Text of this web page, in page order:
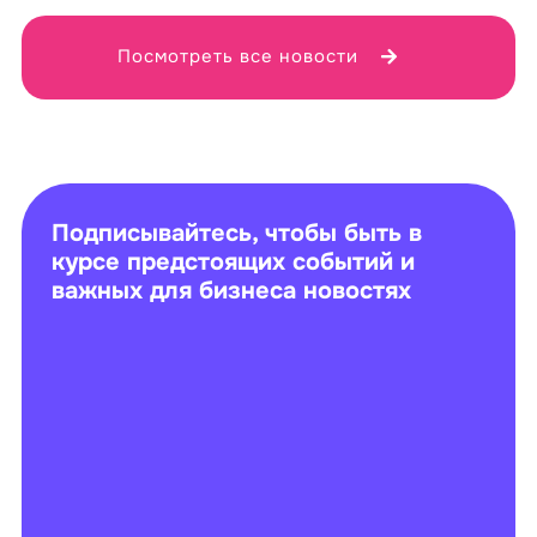
Посмотреть все новости
Подписывайтесь, чтобы быть в
курсе предстоящих событий и
важных для бизнеса новостях